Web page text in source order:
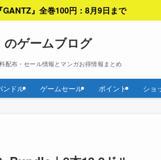
GANTZ』全巻100円：8月9日まで
のゲームブログ
配布・セール情報とマンガお得情報まとめ
ンドル ゲームセール ポイント ショ